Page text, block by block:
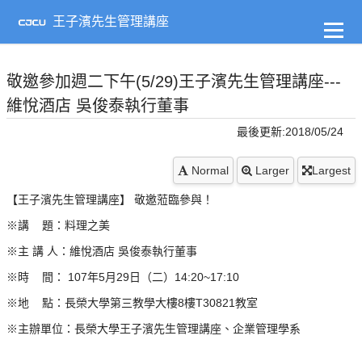
主
容
王子濱先生管理講座
敬邀參加週二下午(5/29)王子濱先生管理講座---
維悅酒店 吳俊泰執行董事
最後更新:2018/05/24
Normal Larger Largest
【王子濱先生管理講座】 敬邀蒞臨參與！
※講 題：料理之美
※主 講 人：維悅酒店 吳俊泰執行董事
※時 間： 107年5月29日（二）14:20~17:10
※地 點：長榮大學第三教學大樓8樓T30821教室
※主辦單位：長榮大學王子濱先生管理講座、企業管理學系